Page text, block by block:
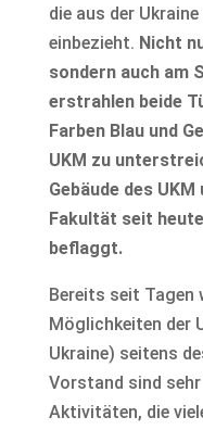
die aus der
einbezieht. Nicht
sondern auch am
erstrahlen beide
Farben Blau und
UKM zu
Gebäude des
Fakultät seit
beflaggt.
Bereits seit Tagen
Möglichkeiten der
Ukraine) seitens
Vorstand sind
Aktivitäten, die